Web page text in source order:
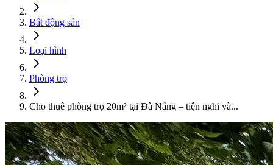
Bất động sản
Loại hình
Phòng trọ
Cho thuê phòng trọ 20m² tại Đà Nẵng – tiện nghi và...